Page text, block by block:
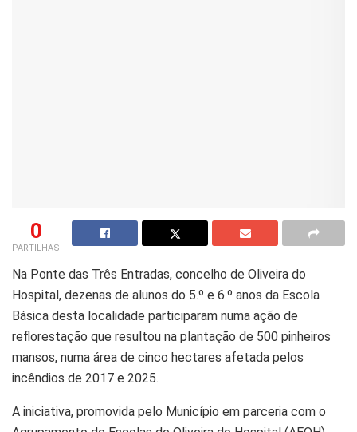
0
PARTILHAS
Na Ponte das Três Entradas, concelho de Oliveira do
Hospital, dezenas de alunos do 5.º e 6.º anos da Escola
Básica desta localidade participaram numa ação de
reflorestação que resultou na plantação de 500 pinheiros
mansos, numa área de cinco hectares afetada pelos
incêndios de 2017 e 2025.
A iniciativa, promovida pelo Município em parceria com o